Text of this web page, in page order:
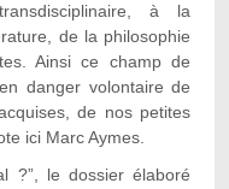
à la
de la philosophie
Ainsi ce champ de
danger volontaire de
de nos petites
ici Marc Aymes.
?”, le dossier élaboré